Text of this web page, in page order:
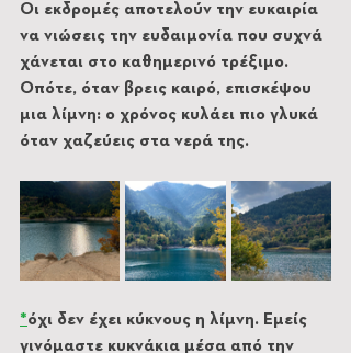
Οι εκδρομές αποτελούν την ευκαιρία
να νιώσεις την ευδαιμονία που συχνά
χάνεται στο καθημερινό τρέξιμο.
Οπότε, όταν βρεις καιρό, επισκέψου
μια λίμνη: ο χρόνος κυλάει πιο γλυκά
όταν χαζεύεις στα νερά της.
*όχι δεν έχει κύκνους η λίμνη. Εμείς
γινόμαστε κυκνάκια μέσα από την